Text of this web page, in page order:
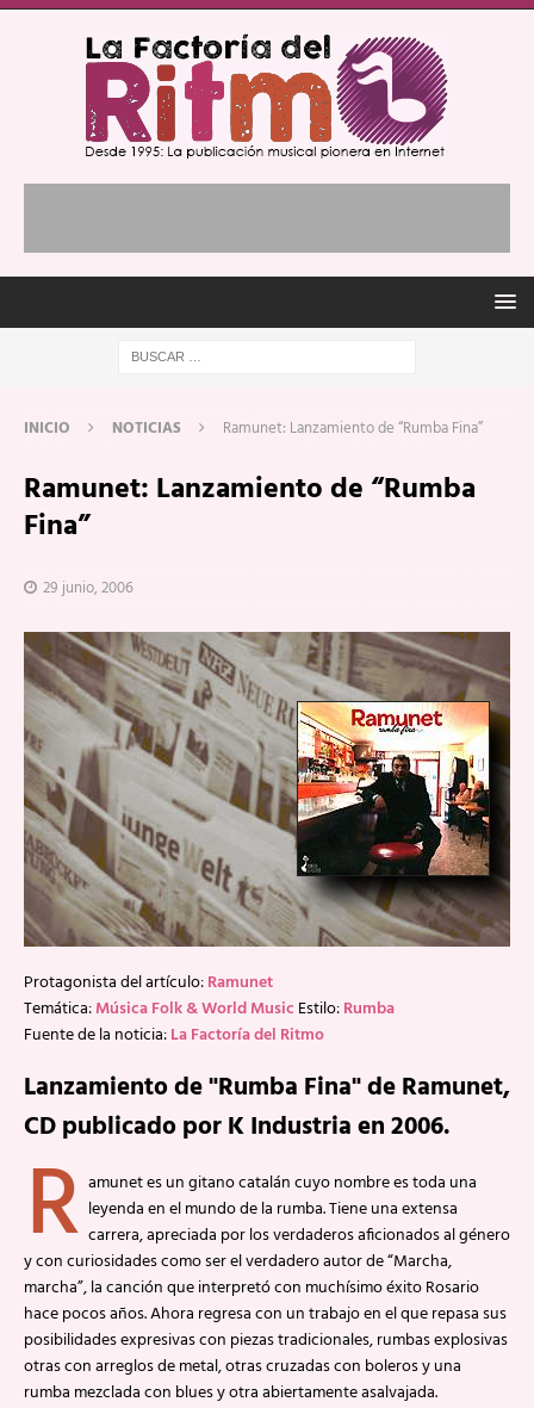
INICIO NOTICIAS Ramunet: Lanzamiento de “Rumba Fina”
Ramunet: Lanzamiento de “Rumba
Fina”
29 junio, 2006
Protagonista del artículo:Ramunet
Temática:Música Folk & World Music Estilo:Rumba
Fuente de la noticia:La Factoría del Ritmo
Lanzamiento de "Rumba Fina" de Ramunet,
CD publicado por K Industria en 2006.
R amunet es un gitano catalán cuyo nombre es toda una
leyenda en el mundo de la rumba. Tiene una extensa
carrera, apreciada por los verdaderos aficionados al género
y con curiosidades como ser el verdadero autor de “Marcha,
marcha”, la canción que interpretó con muchísimo éxito Rosario
hace pocos años. Ahora regresa con un trabajo en el que repasa sus
posibilidades expresivas con piezas tradicionales, rumbas explosivas
otras con arreglos de metal, otras cruzadas con boleros y una
rumba mezclada con blues y otra abiertamente asalvajada.